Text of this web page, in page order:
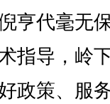
亨代毫无
指导，岭
政策、服